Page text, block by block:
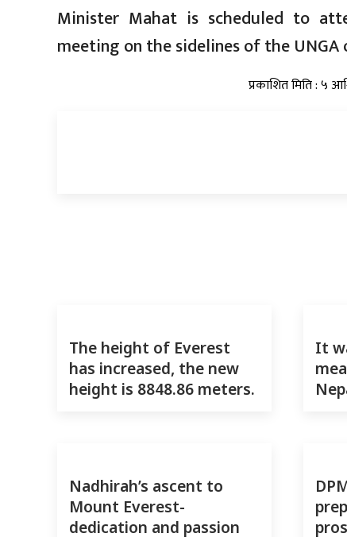
Minister Mahat is scheduled to
meeting on the sidelines of the UNGA
प्रकाशित मिति : ५
The height of Everest
has increased, the new
height is 8848.86 meters.
It
Nadhirah’s ascent to
Mount Everest-
dedication and passion